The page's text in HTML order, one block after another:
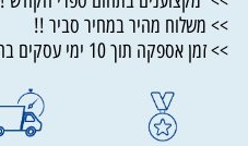
>> משלוח מהיר במחיר סביר !!
>> זמן אספקה תוך 10 ימי עסקים בהתאם לתקנון החנות